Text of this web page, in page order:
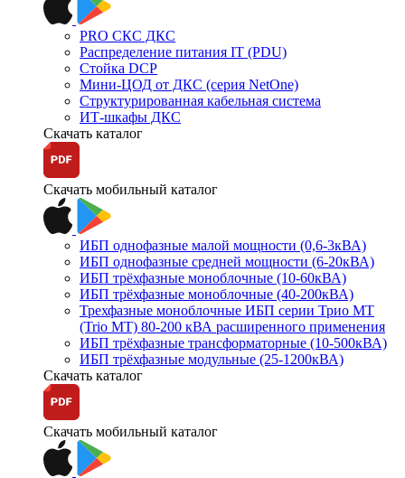
PRO СКС ДКС
Распределение питания IT (PDU)
Стойка DCP
Мини-ЦОД от ДКС (серия NetOne)
Структурированная кабельная система
ИТ-шкафы ДКС
Скачать каталог
Скачать мобильный каталог
ИБП однофазные малой мощности (0,6-3кВА)
ИБП однофазные средней мощности (6-20кВА)
ИБП трёхфазные моноблочные (10-60кВА)
ИБП трёхфазные моноблочные (40-200кВА)
Трехфазные моноблочные ИБП серии Трио МТ
(Trio MT) 80-200 кВА расширенного применения
ИБП трёхфазные трансформаторные (10-500кВА)
ИБП трёхфазные модульные (25-1200кВА)
Скачать каталог
Скачать мобильный каталог